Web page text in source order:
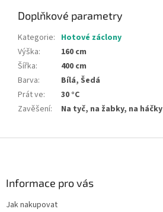
Doplňkové parametry
Kategorie: Hotové záclony
Výška:
160 cm
Šířka:
400 cm
Barva:
Bílá, Šedá
Prát ve:
30 °C
Zavěšení: Na tyč, na žabky, na háčky
Informace pro vás
Jak nakupovat